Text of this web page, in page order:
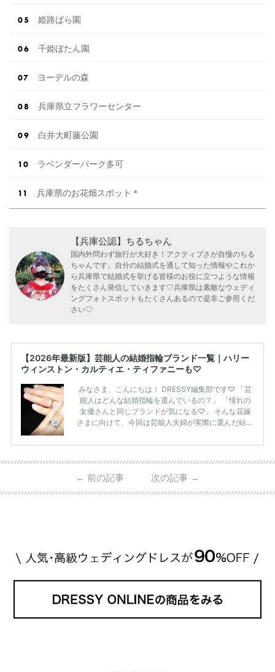
姫路ばら園
千姫ぼたん園
ヨーデルの森
兵庫県立フラワーセンター
白井大町藤公園
ラベンダーパーク多可
兵庫県のお花畑スポット＊
【兵庫公認】ちるちゃん
国内外問わず旅行が大好き！アクティブさが自慢のちる
ちゃんです。自分の結婚式を通して知った情報やこれか
ら兵庫県で結婚式を挙げる皆様のお役に立つような情報
をたくさん発信していきます♡兵庫県は素敵なウェディ
ングフォトスポットもたくさんあるので是非ご参照くだ
さい♡
【2026年最新版】芸能人の結婚指輪ブランド一覧｜ハリー
ウィンストン・カルティエ・ティファニーも♡
みなさま、こんにちは！ DRESSY編集部です♡ 「芸
能人はどんな結婚指輪を選んでいるの？」 「憧れの
女優さんと同じブランドが気になる♡」 そんな花嫁
さまに向けて、今回は芸能人夫婦が実際に選んだ結婚
ーウィンストンやカルティエ、ティファニーなど世界
日本で人気のブランドまで幅広くご紹介。 さらに、
・愛用している芸能人夫婦 ・リングの特徴や魅力 ・
← 前の記事 次の記事 →